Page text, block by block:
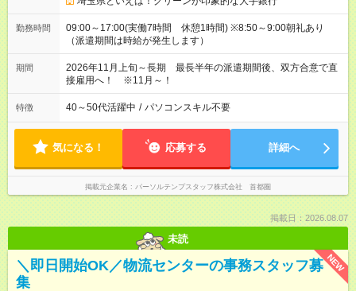
勤務時間
09:00～17:00(実働7時間 休憩1時間) ※8:50～9:00朝礼あり
（派遣期間は時給が発生します）
期間
2026年11月上旬～長期 最長半年の派遣期間後、双方合意で直
接雇用へ！ ※11月～！
特徴 40～50代活躍中 / パソコンスキル不要
気になる！ 応募する 詳細へ
掲載元企業名 パーソルテンプスタッフ株式会社 首都圏
掲載日：2026.08.07
未読
NEW
＼即日開始OK／物流センターの事務スタッフ募
集